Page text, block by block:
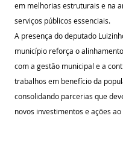
em melhorias estruturais e na
serviços públicos essenciais.
A presença do deputado
município reforça o
com a gestão municipal e a
trabalhos em benefício da
consolidando parcerias que
novos investimentos e ações